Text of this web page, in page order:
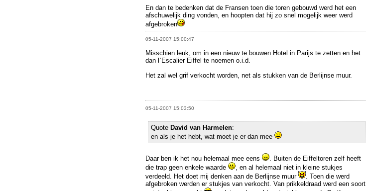
En dan te bedenken dat de Fransen toen die toren gebouwd werd het een
afschuwelijk ding vonden, en hoopten dat hij zo snel mogelijk weer werd
afgebroken
05-11-2007 15:00:47
Misschien leuk, om in een nieuw te bouwen Hotel in Parijs te zetten en het
dan l`Escalier Eiffel te noemen o.i.d.
Het zal wel grif verkocht worden, net als stukken van de Berlijnse muur.
05-11-2007 15:03:50
Quote David van Harmelen:
en als je het hebt, wat moet je er dan mee
Daar ben ik het nou helemaal mee eens
. Buiten de Eiffeltoren zelf heeft
die trap geen enkele waarde
, en al helemaal niet in kleine stukjes
verdeeld. Het doet mij denken aan de Berlijnse muur
. Toen die werd
afgebroken werden er stukjes van verkocht. Van prikkeldraad werd een soort